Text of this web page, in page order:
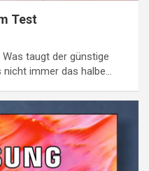
Test
Was taugt der günstige
nicht immer das halbe…